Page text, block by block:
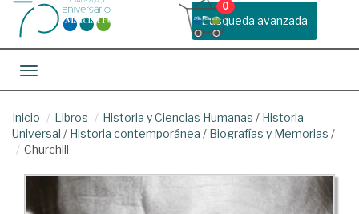
Busqueda avanzada
0
Toggle navigation
Inicio Libros Historia y Ciencias Humanas / Historia
Universal / Historia contemporánea / Biografías y Memorias /
Churchill